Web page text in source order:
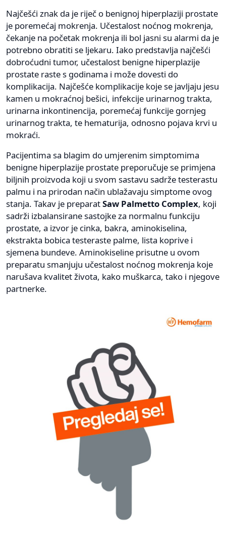
Najčešći znak da je riječ o benignoj hiperplaziji prostate
je poremećaj mokrenja. Učestalost noćnog mokrenja,
čekanje na početak mokrenja ili bol jasni su alarmi da je
potrebno obratiti se ljekaru. Iako predstavlja najčešći
dobroćudni tumor, učestalost benigne hiperplazije
prostate raste s godinama i može dovesti do
komplikacija. Najčešće komplikacije koje se javljaju jesu
kamen u mokraćnoj bešici, infekcije urinarnog trakta,
urinarna inkontinencija, poremećaj funkcije gornjeg
urinarnog trakta, te hematurija, odnosno pojava krvi u
mokraći.
Pacijentima sa blagim do umjerenim simptomima
benigne hiperplazije prostate preporučuje se primjena
biljnih proizvoda koji u svom sastavu sadrže testerastu
palmu i na prirodan način ublažavaju simptome ovog
stanja. Takav je preparatSaw Palmetto Complex, koji
sadrži izbalansirane sastojke za normalnu funkciju
prostate, a izvor je cinka, bakra, aminokiselina,
ekstrakta bobica testeraste palme, lista koprive i
sjemena bundeve. Aminokiseline prisutne u ovom
preparatu smanjuju učestalost noćnog mokrenja koje
narušava kvalitet života, kako muškarca, tako i njegove
partnerke.